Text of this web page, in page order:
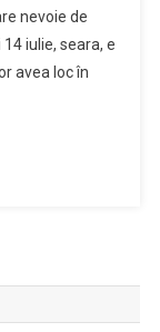
nevoie de
iulie, seara, e
avea loc în